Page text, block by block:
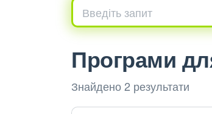
Програми
Знайдено 2 результати